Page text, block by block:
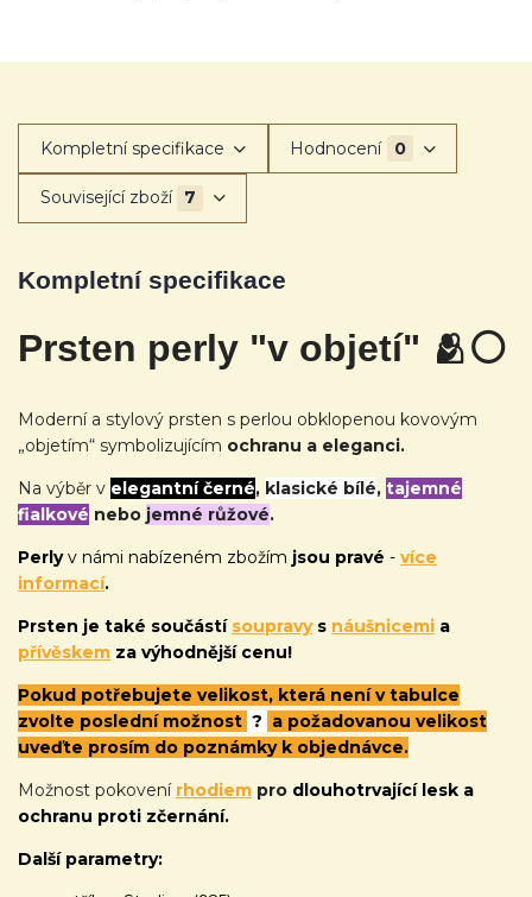
Kompletní specifikace Hodnocení 0
Související zboží 7
Kompletní specifikace
Prsten perly "v objetí" 🫂⚪
Moderní a stylový prsten s perlou obklopenou kovovým
„objetím“ symbolizujícím ochranu a eleganci.
Na výběr v elegantní černé, klasické bílé, tajemné
fialkové nebo jemné růžové.
Perlyv námi nabízeném zbožím jsou pravé - více
informací.
Prsten je také součástí soupravys náušnicemi a
přívěskem za výhodnější cenu!
Pokud potřebujete velikost, která není v tabulce
zvolte poslední možnost ? a požadovanou velikost
uveďte prosím do poznámky k objednávce.
Možnost pokovení rhodiem pro dlouhotrvající lesk a
ochranu proti zčernání.
Další parametry: